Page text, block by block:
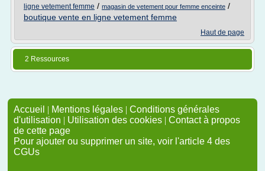
ligne vetement femme / magasin de vetement pour femme enceinte /
boutique vente en ligne vetement femme
Haut de page
2 Ressources
Accueil | Mentions légales | Conditions générales
d'utilisation | Utilisation des cookies | Contact à propos
de cette page
Pour ajouter ou supprimer un site, voir l'article 4 des
CGUs